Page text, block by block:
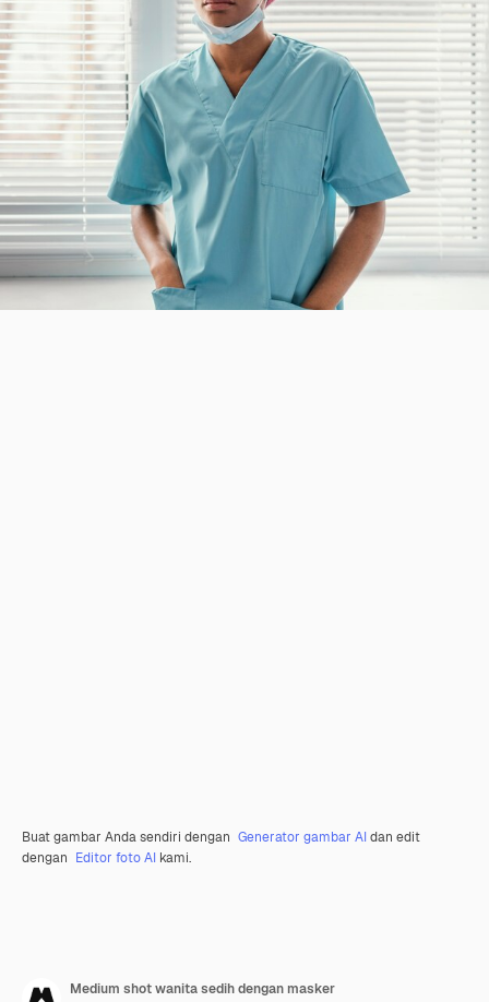
Buat gambar Anda sendiri dengan Generator gambar AIdan edit
dengan Editor foto AI kami.
Medium shot wanita sedih dengan masker